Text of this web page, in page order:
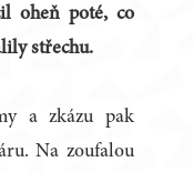
oheň poté, co
střechu.
a zkázu pak
Na zoufalou